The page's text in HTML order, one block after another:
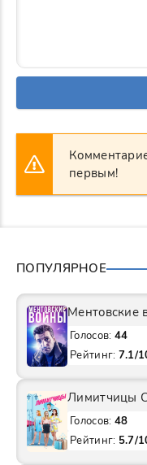
первым!
ПОПУЛЯРНОЕ
Голосов: 44
Рейтинг: 7.1/
Лимитчицы
Голосов: 48
Рейтинг: 5.7/